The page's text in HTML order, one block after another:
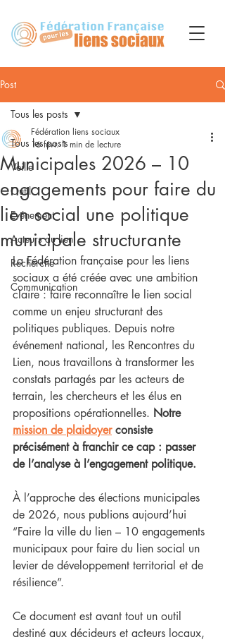
Post
Tous les posts
Veille
Outil
Evénement
Acteurs du lien
Recherche
Communication
Tous les posts
Municipales 2026 – 10
engagements pour faire du
lien social une politique
municipale structurante
Fédération liens sociaux
16 févr. 1 min de lecture
La Fédération française pour les liens
sociaux a été créée avec une ambition
claire : faire reconnaître le lien social
comme un enjeu structurant des
politiques publiques. Depuis notre
événement national, les Rencontres du
Lien, nous travaillons à transformer les
constats partagés par les acteurs de
terrain, les chercheurs et les élus en
propositions opérationnelles. Notre
mission de plaidoyer consiste
précisément à franchir ce cap : passer
de l’analyse à l’engagement politique.
À l’approche des élections municipales
de 2026, nous publions aujourd’hui
“Faire la ville du lien – 10 engagements
municipaux pour faire du lien social un
levier de développement territorial et de
résilience”.
Ce document est avant tout un outil
destiné aux décideurs et acteurs locaux,